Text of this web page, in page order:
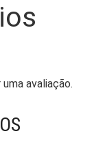
avaliação.